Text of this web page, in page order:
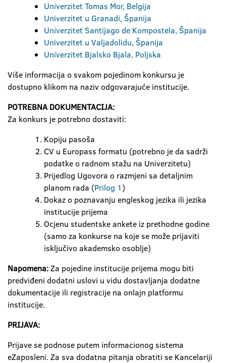
Univerzitet Tomas Mor, Belgija
Univerzitet u Granadi, Španija
Univerzitet Santijago de Kompostela, Španija
Univerzitet u Valjadolidu, Španija
Univerzitet Bjalsko Bjala, Poljska
Više informacija o svakom pojedinom konkursu je
dostupno klikom na naziv odgovarajuće institucije.
POTREBNA DOKUMENTACIJA:
Za konkurs je potrebno dostaviti:
Kopiju pasoša
CV u Europass formatu (potrebno je da sadrži
podatke o radnom stažu na Univerzitetu)
Prijedlog Ugovora o razmjeni sa detaljnim
planom rada (Prilog 1)
Dokaz o poznavanju engleskog jezika ili jezika
institucije prijema
Ocjenu studentske ankete iz prethodne godine
(samo za konkurse na koje se može prijaviti
isključivo akademsko osoblje)
Napomena:Za pojedine institucije prijema mogu biti
predviđeni dodatni uslovi u vidu dostavljanja dodatne
dokumentacije ili registracije na onlajn platformu
institucije.
PRIJAVA:
Prijave se podnose putem informacionog sistema
eZaposleni. Za sva dodatna pitanja obratiti se Kancelariji